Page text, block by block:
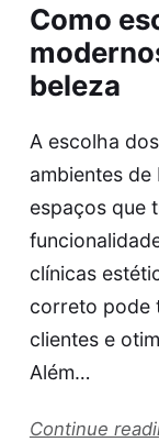
Como
beleza
A escolha
ambientes
espaços que
clínicas
correto pode
clientes e
Além…
Continue